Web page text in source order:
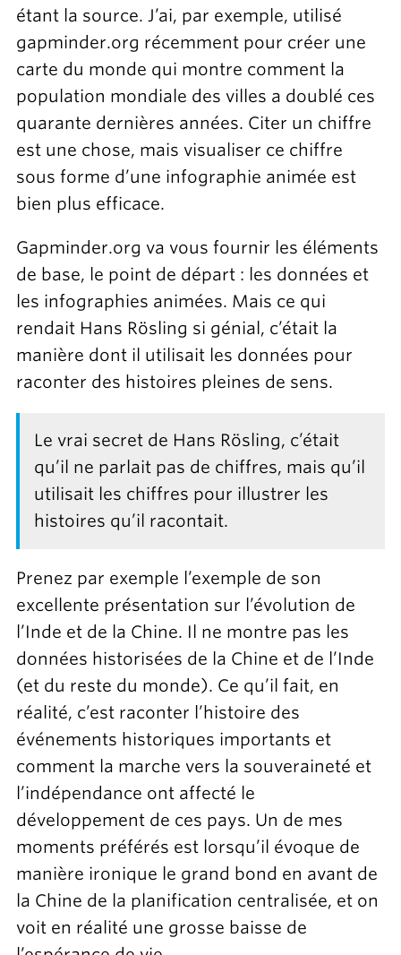
étant la source. J’ai, par exemple, utilisé
gapminder.org récemment pour créer une
carte du monde qui montre comment la
population mondiale des villes a doublé ces
quarante dernières années. Citer un chiffre
est une chose, mais visualiser ce chiffre
sous forme d’une infographie animée est
bien plus efficace.
Gapminder.org va vous fournir les éléments
de base, le point de départ : les données et
les infographies animées. Mais ce qui
rendait Hans Rösling si génial, c’était la
manière dont il utilisait les données pour
raconter des histoires pleines de sens.
Le vrai secret de Hans Rösling, c’était
qu’il ne parlait pas de chiffres, mais qu’il
utilisait les chiffres pour illustrer les
histoires qu’il racontait.
Prenez par exemple l’exemple de son
excellente présentation sur l’évolution de
l’Inde et de la Chine. Il ne montre pas les
données historisées de la Chine et de l’Inde
(et du reste du monde). Ce qu’il fait, en
réalité, c’est raconter l’histoire des
événements historiques importants et
comment la marche vers la souveraineté et
l’indépendance ont affecté le
développement de ces pays. Un de mes
moments préférés est lorsqu’il évoque de
manière ironique le grand bond en avant de
la Chine de la planification centralisée, et on
voit en réalité une grosse baisse de